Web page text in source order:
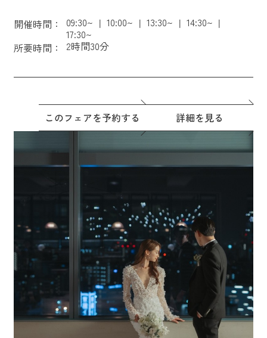
開催時間： 09:30~ 10:00~ 13:30~
14:30~
17:30~
所要時間：
2時間30分
このフェアを予約する 詳細を見る